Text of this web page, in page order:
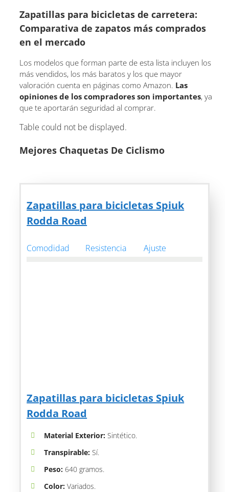
Zapatillas para bicicletas de carretera:
Comparativa de zapatos más comprados
en el mercado
Los modelos que forman parte de esta lista incluyen los
más vendidos, los más baratos y los que mayor
valoración cuenta en páginas como Amazon. Las
opiniones de los compradores son importantes, ya
que te aportarán seguridad al comprar.
Table could not be displayed.
Mejores Chaquetas De Ciclismo
Zapatillas para bicicletas Spiuk
Rodda Road
Comodidad Resistencia Ajuste
Zapatillas para bicicletas Spiuk
Rodda Road
Material Exterior: Sintético.
Transpirable: Sí.
Peso: 640 gramos.
Color: Variados.